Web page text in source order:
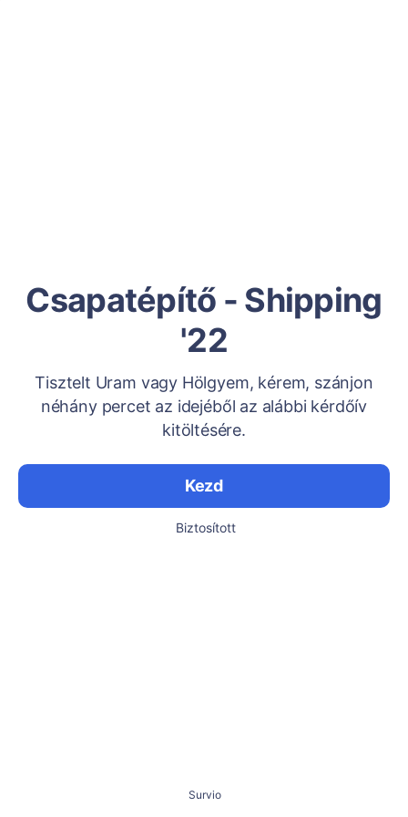
Csapatépítő - Shipping
'22
Tisztelt Uram vagy Hölgyem, kérem, szánjon
néhány percet az idejéből az alábbi kérdőív
kitöltésére.
Kezd
Biztosított
Survio